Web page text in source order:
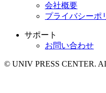
会社概要
プライバシーポ
サポート
お問い合わせ
© UNIV PRESS CENTER.